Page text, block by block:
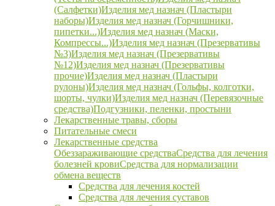
(Салфетки)Изделия мед назнач (Пластыри
наборы)Изделия мед назнач (Горчишники,
пипетки...)Изделия мед назнач (Маски,
Компрессы...)Изделия мед назнач (Презервативы
№3)Изделия мед назнач (Презервативы
№12)Изделия мед назнач (Презервативы
прочие)Изделия мед назнач (Пластыри
рулоны)Изделия мед назнач (Гольфы, колготки,
шорты, чулки)Изделия мед назнач (Перевязочные
средства)Подгузники, пеленки, простыни
Лекарственные травы, сборы
Питательные смеси
Лекарственные средства
Обеззараживающие средстваСредства для лечения
болезней кровиСредства для нормализации
обмена веществ
Средства для лечения костей
Средства для лечения суставов